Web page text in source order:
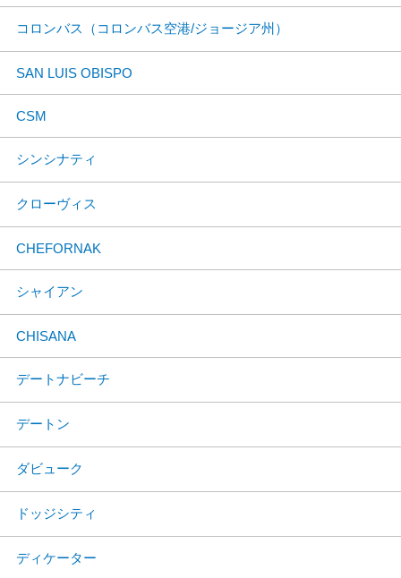
コロンバス（コロンバス空港/ジョージア州）
SAN LUIS OBISPO
CSM
シンシナティ
クローヴィス
CHEFORNAK
シャイアン
CHISANA
デートナビーチ
デートン
ダビューク
ドッジシティ
ディケーター